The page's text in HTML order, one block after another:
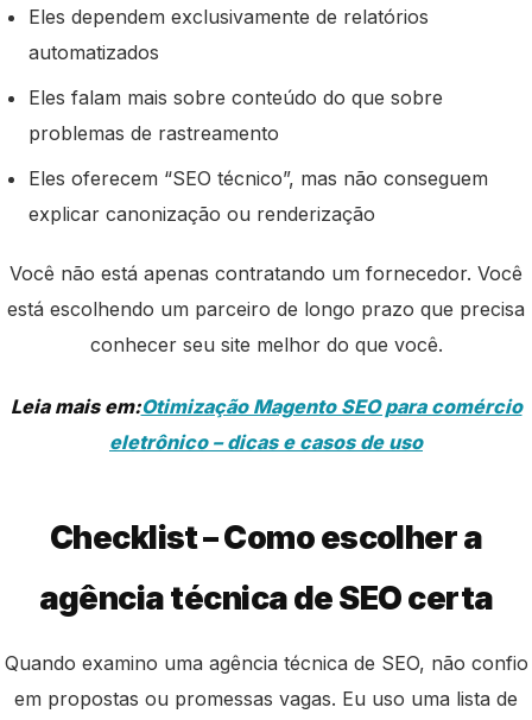
Eles dependem exclusivamente de relatórios
automatizados
Eles falam mais sobre conteúdo do que sobre
problemas de rastreamento
Eles oferecem “SEO técnico”, mas não conseguem
explicar canonização ou renderização
Você não está apenas contratando um fornecedor. Você
está escolhendo um parceiro de longo prazo que precisa
conhecer seu site melhor do que você.
Leia mais em:Otimização Magento SEO para comércio
eletrônico – dicas e casos de uso
Checklist – Como escolher a
agência técnica de SEO certa
Quando examino uma agência técnica de SEO, não confio
em propostas ou promessas vagas. Eu uso uma lista de